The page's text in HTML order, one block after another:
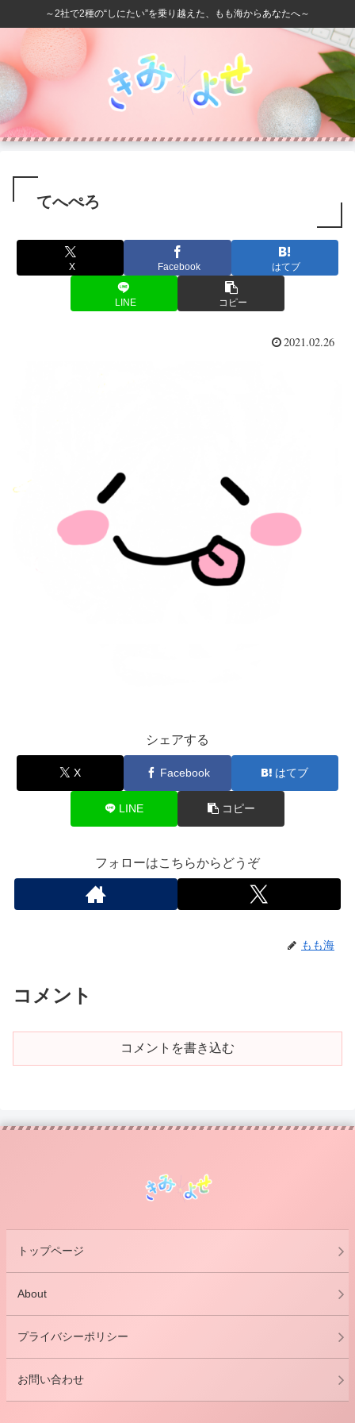
～2社で2種の“しにたい”を乗り越えた、もも海からあなたへ～
てへぺろ
X Facebook はてブ
LINE コピー
2021.02.26
シェアする
X Facebook はてブ
LINE コピー
フォローはこちらからどうぞ
もも海
コメント
コメントを書き込む
トップページ
About
プライバシーポリシー
お問い合わせ